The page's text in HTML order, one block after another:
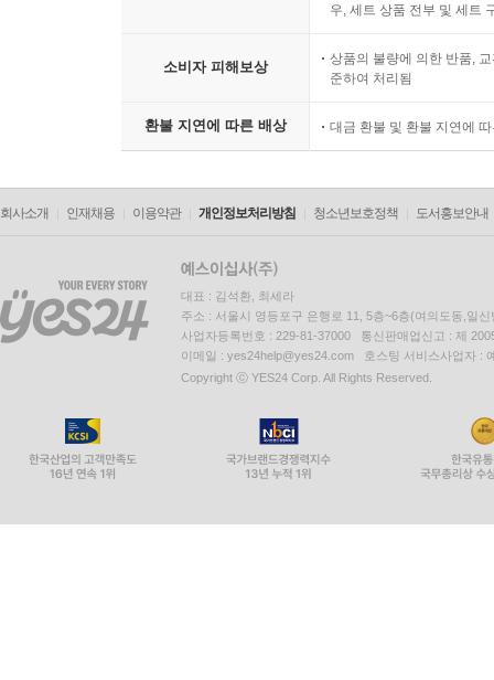
우, 세트 상품 전부 및 세트
소비자 피해보상
상품의 불량에 의한 반품,
준하여 처리됨
환불 지연에 따른 배상 대금 환불 및 환불 지연에
회사소개 인재채용 이용약관 개인정보처리방침 청소년보호정책 도서홍보안내
대표 : 김석환, 최세라
주소 : 서울시 영등포구 은행로 11, 5층~6층(여의도동,일신
사업자등록번호 : 229-81-37000 통신판매업신고 : 제
이메일 : yes24help@yes24.com 호스팅 서비스사업자 :
Copyright ⓒ YES24 Corp. All Rights Reserved.